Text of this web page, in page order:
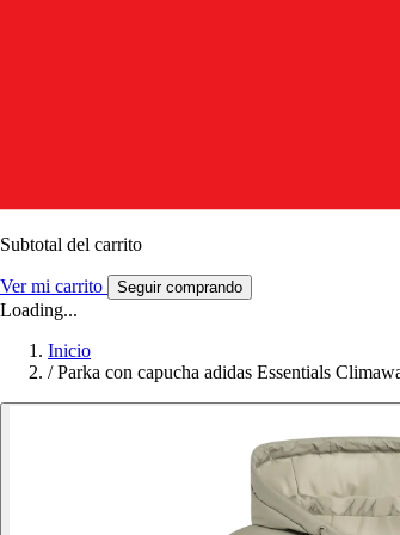
Subtotal del carrito
Ver mi carrito Seguir comprando
Loading...
Inicio
/ Parka con capucha adidas Essentials